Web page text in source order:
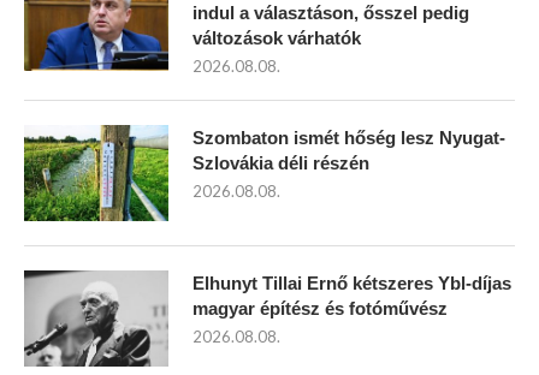
indul a választáson, ősszel pedig
változások várhatók
2026.08.08.
Szombaton ismét hőség lesz Nyugat-
Szlovákia déli részén
2026.08.08.
Elhunyt Tillai Ernő kétszeres Ybl-díjas
magyar építész és fotóművész
2026.08.08.